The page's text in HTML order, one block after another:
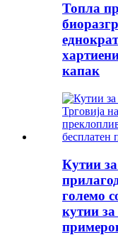
Топла
капак
Кутии
големо
кутии за